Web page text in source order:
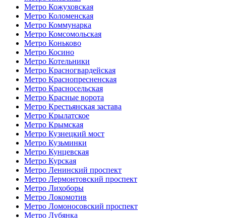
Метро Кожуховская
Метро Коломенская
Метро Коммунарка
Метро Комсомольская
Метро Коньково
Метро Косино
Метро Котельники
Метро Красногвардейская
Метро Краснопресненская
Метро Красносельская
Метро Красные ворота
Метро Крестьянская застава
Метро Крылатское
Метро Крымская
Метро Кузнецкий мост
Метро Кузьминки
Метро Кунцевская
Метро Курская
Метро Ленинский проспект
Метро Лермонтовский проспект
Метро Лихоборы
Метро Локомотив
Метро Ломоносовский проспект
Метро Лубянка